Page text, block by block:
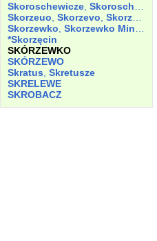
Skoroschewicze Skoroschewycze
Skorzeuo Skorzevo Skorzew
Skorzewko Skorzewko Minus
*Skorzęcin
SKÓRZEWKO
SKÓRZEWO
Skratus Skretusze
SKRELEWE
SKROBACZ